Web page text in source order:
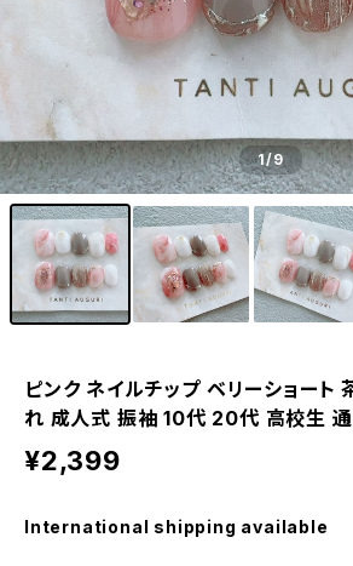
1/9
ピンク ネイルチップ ベリーショート
れ 成人式 振袖 10代 20代 高校生
¥2,399
International shipping available